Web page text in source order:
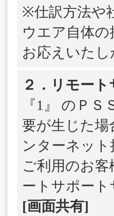
※仕訳方法や
ウエア自体
お応えいたし
２．リモー
『1』 のＰ
要が生じた場
ンターネッ
ご利用のお
ートサポー
[画面共有]